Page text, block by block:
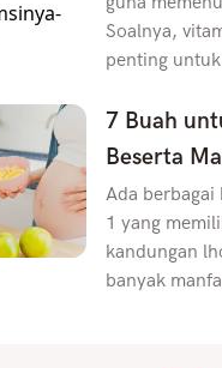
Soalnya,
penting
7 Buah
Beserta
Ada
1 yang
kandungan
banyak